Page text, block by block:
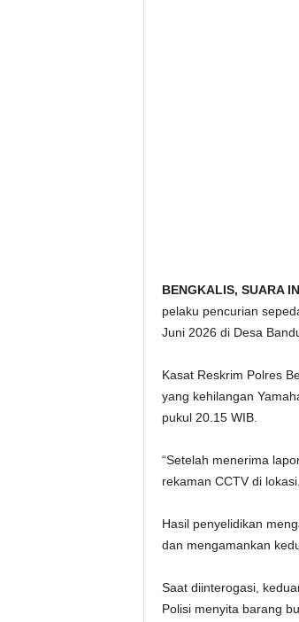
BENGKALIS, SUARA
pelaku pencurian
Juni 2026 di Desa
Kasat Reskrim Polres
yang kehilangan
pukul 20.15 WIB.
“Setelah menerima
rekaman CCTV di
Hasil penyelidikan
dan mengamankan
Saat diinterogasi,
Polisi menyita barang